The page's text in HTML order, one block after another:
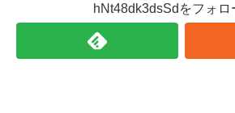
hNt48dk3dsSdをフォロ